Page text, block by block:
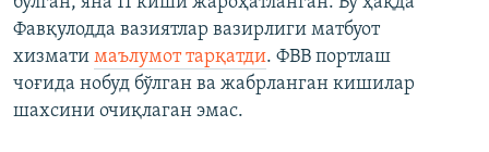
Фавқулодда вазиятлар вазирлиги матбуот
хизмати маълумот тарқатди. ФВВ портлаш
чоғида нобуд бўлган ва жабрланган кишилар
шахсини очиқлаган эмас.